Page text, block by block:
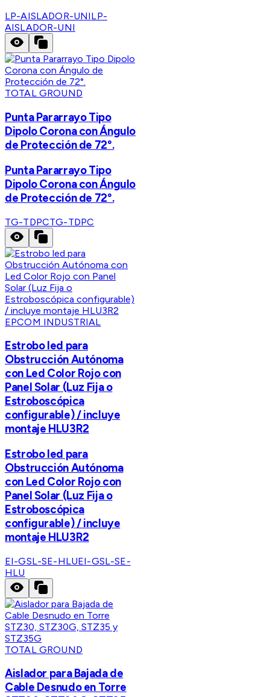
LP-AISLADOR-UNILP-
AISLADOR-UNI
TOTAL GROUND
Punta Pararrayo Tipo
Dipolo Corona con Ángulo
de Protección de 72°.
Punta Pararrayo Tipo
Dipolo Corona con Ángulo
de Protección de 72°.
TG-TDPCTG-TDPC
EPCOM INDUSTRIAL
Estrobo led para
Obstrucción Autónoma
con Led Color Rojo con
Panel Solar (Luz Fija o
Estroboscópica
configurable) / incluye
montaje HLU3R2
Estrobo led para
Obstrucción Autónoma
con Led Color Rojo con
Panel Solar (Luz Fija o
Estroboscópica
configurable) / incluye
montaje HLU3R2
EI-GSL-SE-HLUEI-GSL-SE-
HLU
TOTAL GROUND
Aislador para Bajada de
Cable Desnudo en Torre